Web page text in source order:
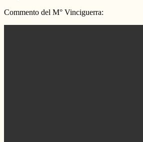
Commento del M° Vinciguerra: